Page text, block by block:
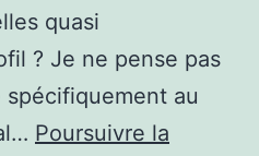
quasi
? Je ne pense pas
spécifiquement au
Poursuivre la